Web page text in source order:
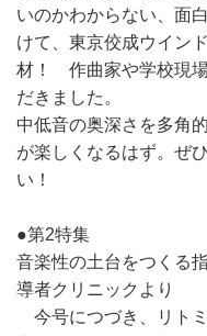
いのかわからない、面
けて、東京佼成ウイン
材！ 作曲家や学校現
だきました。
中低音の奥深さを多角
が楽しくなるはず。ぜ
い！
●第2特集
音楽性の土台をつくる
導者クリニックより
今号につづき、リト